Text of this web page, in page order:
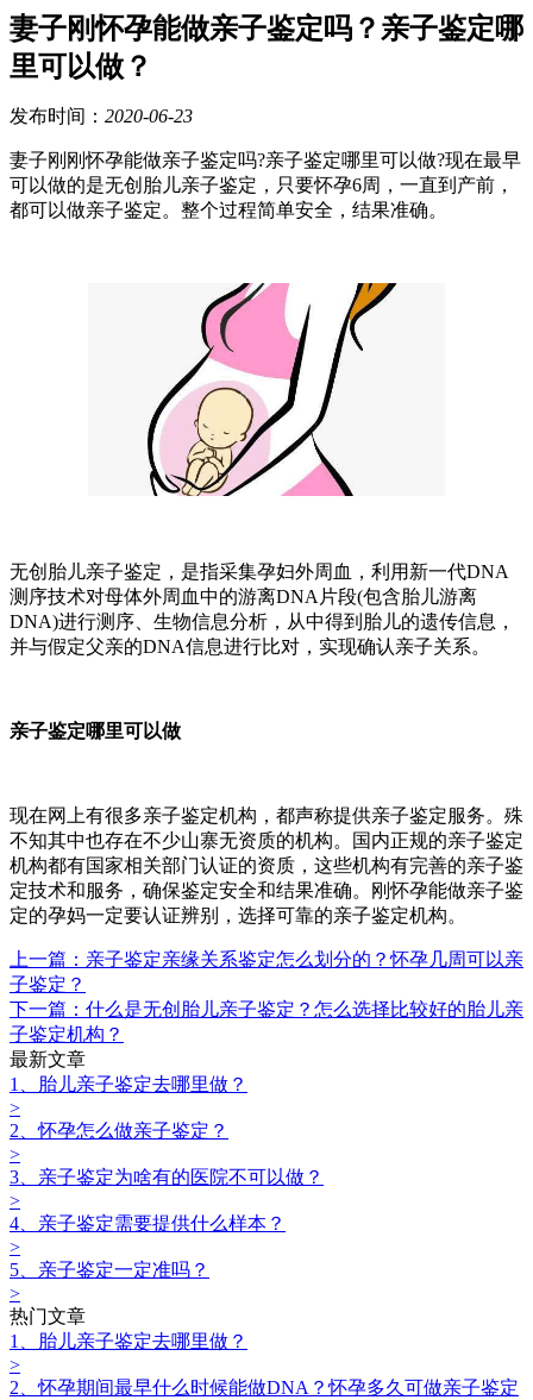
妻子刚怀孕能做亲子鉴定吗？亲子鉴定哪
里可以做？
发布时间： 2020-06-23
妻子刚刚怀孕能做亲子鉴定吗?亲子鉴定哪里可以做?现在最早
可以做的是无创胎儿亲子鉴定，只要怀孕6周，一直到产前，
都可以做亲子鉴定。整个过程简单安全，结果准确。
无创胎儿亲子鉴定，是指采集孕妇外周血，利用新一代DNA
测序技术对母体外周血中的游离DNA片段(包含胎儿游离
DNA)进行测序、生物信息分析，从中得到胎儿的遗传信息，
并与假定父亲的DNA信息进行比对，实现确认亲子关系。
亲子鉴定哪里可以做
现在网上有很多亲子鉴定机构，都声称提供亲子鉴定服务。殊
不知其中也存在不少山寨无资质的机构。国内正规的亲子鉴定
机构都有国家相关部门认证的资质，这些机构有完善的亲子鉴
定技术和服务，确保鉴定安全和结果准确。刚怀孕能做亲子鉴
定的孕妈一定要认证辨别，选择可靠的亲子鉴定机构。
上一篇：亲子鉴定亲缘关系鉴定怎么划分的？怀孕几周可以亲
子鉴定？
下一篇：什么是无创胎儿亲子鉴定？怎么选择比较好的胎儿亲
子鉴定机构？
最新文章
1、胎儿亲子鉴定去哪里做？
>
2、怀孕怎么做亲子鉴定？
>
3、亲子鉴定为啥有的医院不可以做？
>
4、亲子鉴定需要提供什么样本？
>
5、亲子鉴定一定准吗？
>
热门文章
1、胎儿亲子鉴定去哪里做？
>
2、怀孕期间最早什么时候能做DNA？怀孕多久可做亲子鉴定